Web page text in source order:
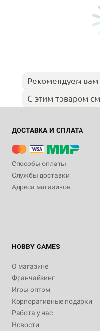
Рекомендуем вам
С этим товаром
ДОСТАВКА И ОПЛАТА
Способы оплаты
Службы доставки
Адреса магазинов
HOBBY GAMES
О магазине
Франчайзинг
Игры оптом
Корпоративные подарки
Работа у нас
Новости